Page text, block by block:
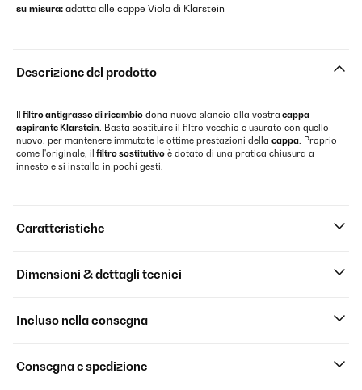
su misura: adatta alle cappe Viola di Klarstein
Descrizione del prodotto
filtro antigrasso di ricambio dona nuovo slancio alla vostra cappa
aspirante Klarstein. Basta sostituire il filtro vecchio e usurato con quello
nuovo, per mantenere immutate le ottime prestazioni della cappa. Proprio
come l'originale, il filtro sostitutivo è dotato di una pratica chiusura a
innesto e si installa in pochi gesti.
Caratteristiche
Dimensioni & dettagli tecnici
Incluso nella consegna
Consegna e spedizione